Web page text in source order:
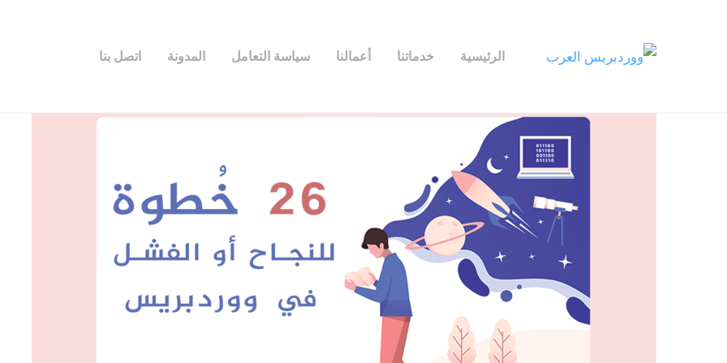
الرئيسية خدماتنا أعمالنا سياسة التعامل المدونة اتصل بنا